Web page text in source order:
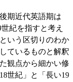
期近代英語期は
紀を指すと考え
いう区切りのわか
ているものと解釈
観点から細かい修
世紀」と「長い19